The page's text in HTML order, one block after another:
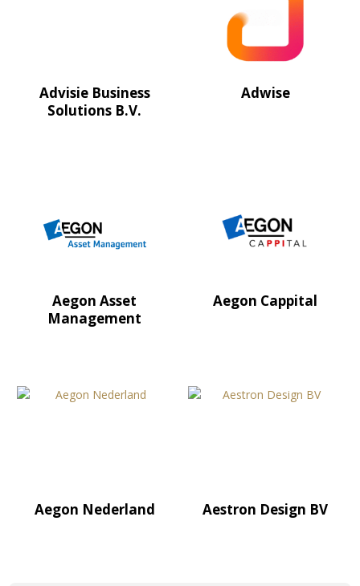
Advisie Business
Solutions B.V.
Adwise
Aegon Asset
Management
Aegon Cappital
Aegon Nederland Aestron Design BV